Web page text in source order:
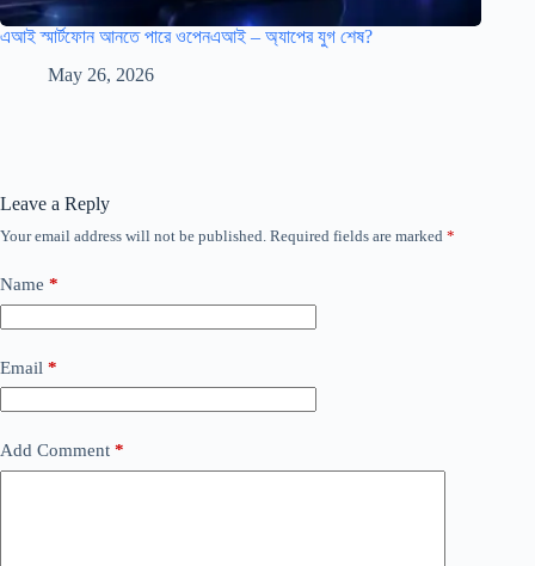
এআই স্মার্টফোন আনতে পারে ওপেনএআই – অ্যাপের যুগ শেষ?
May 26, 2026
Leave a Reply
Your email address will not be published. Required fields are marked *
Name *
Email *
Add Comment *